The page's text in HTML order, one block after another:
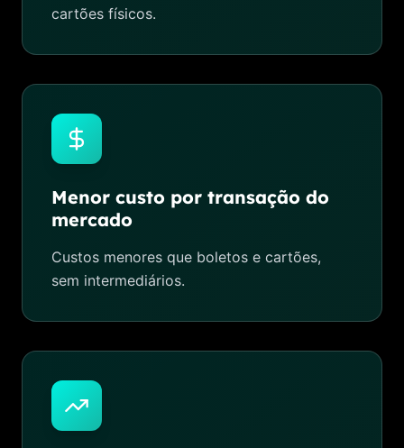
cartões físicos.
Menor custo por transação do
mercado
Custos menores que boletos e cartões,
sem intermediários.